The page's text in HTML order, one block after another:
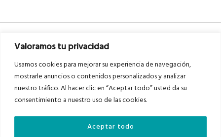
Valoramos tu privacidad
Usamos cookies para mejorar su experiencia de navegación,
mostrarle anuncios o contenidos personalizados y analizar
nuestro tráfico. Al hacer clic en “Aceptar todo” usted da su
consentimiento a nuestro uso de las cookies.
Aceptar todo
Asociados a
Auditados por